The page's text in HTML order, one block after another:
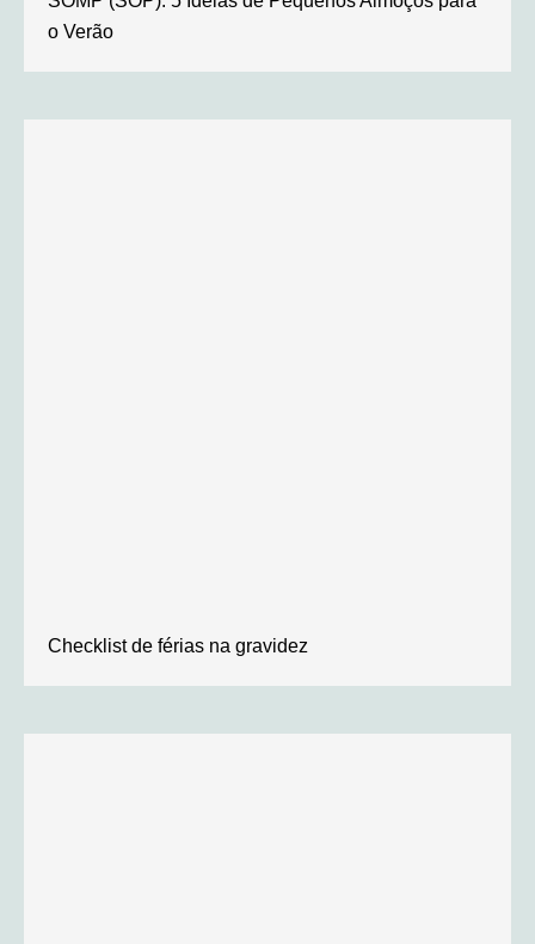
o Verão
Checklist de férias na gravidez